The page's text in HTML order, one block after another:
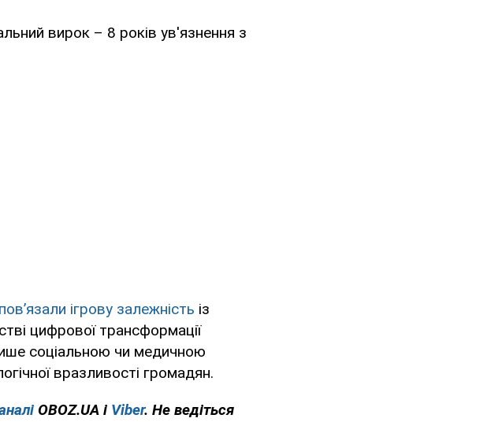
вирок – 8 років ув'язнення з
ігрову залежність із
цифрової трансформації
соціальною чи медичною
вразливості громадян.
OBOZ.UA і Viber. Не ведіться